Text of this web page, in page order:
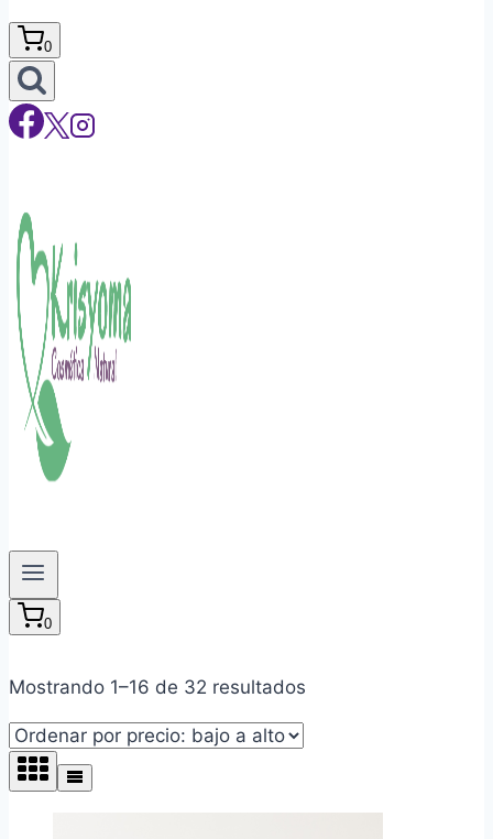
0
0
Mostrando 1–16 de 32 resultados